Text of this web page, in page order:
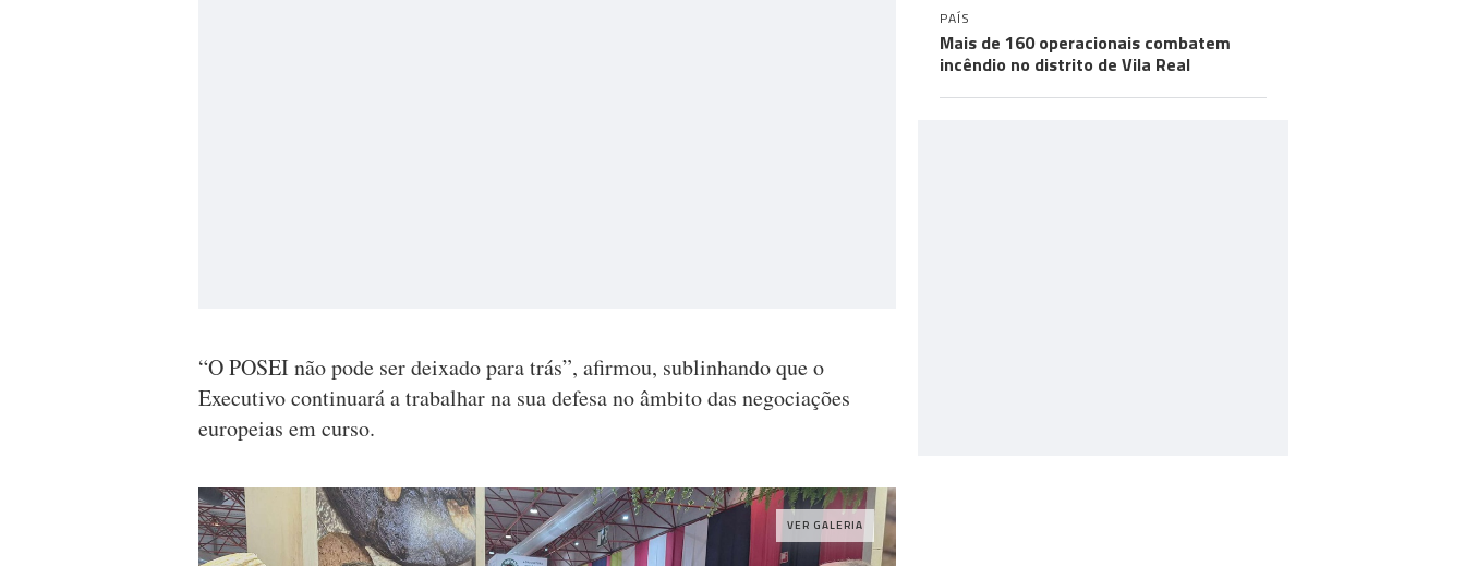
“O POSEI não pode ser deixado para trás”, afirmou, sublinhando que o
Executivo continuará a trabalhar na sua defesa no âmbito das negociações
europeias em curso.
VER GALERIA
PAÍS
Mais de 160 operacionais combatem
incêndio no distrito de Vila Real